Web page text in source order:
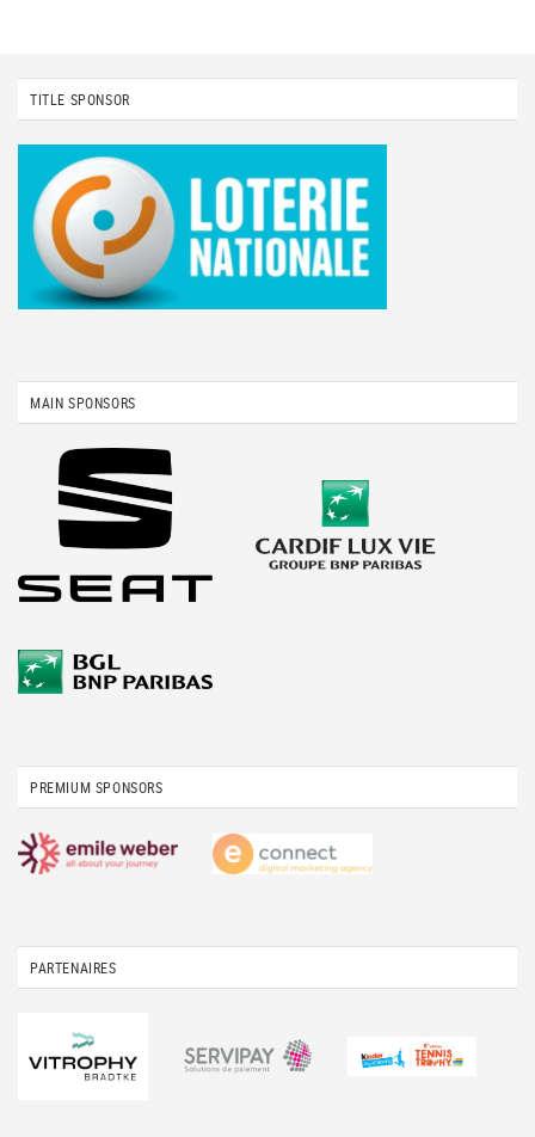
TITLE SPONSOR
MAIN SPONSORS
PREMIUM SPONSORS
PARTENAIRES